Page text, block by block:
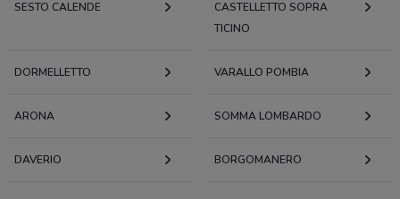
SESTO CALENDE
CASTELLETTO SOPRA
TICINO
DORMELLETTO VARALLO POMBIA
ARONA SOMMA LOMBARDO
DAVERIO BORGOMANERO